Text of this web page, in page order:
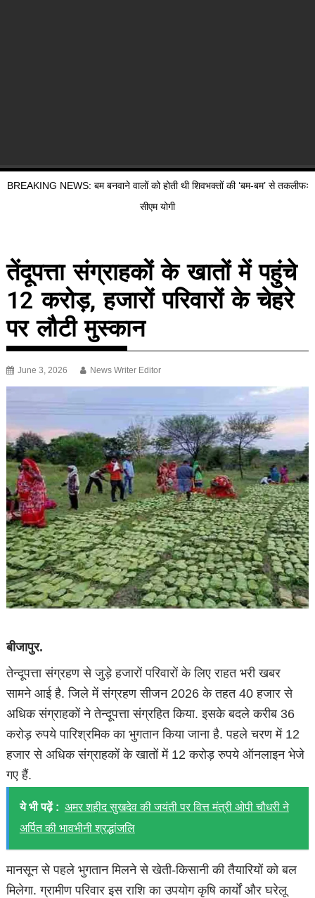
BREAKING NEWS: बम बनवाने वालों को होती थी शिवभक्तों की ‘बम-बम’ से तकलीफः
सीएम योगी
तेंदूपत्ता संग्राहकों के खातों में पहुंचे
12 करोड़, हजारों परिवारों के चेहरे
पर लौटी मुस्कान
June 3, 2026 News Writer Editor
बीजापुर.
तेन्दूपत्ता संग्रहण से जुड़े हजारों परिवारों के लिए राहत भरी खबर
सामने आई है. जिले में संग्रहण सीजन 2026 के तहत 40 हजार से
अधिक संग्राहकों ने तेन्दूपत्ता संग्रहित किया. इसके बदले करीब 36
करोड़ रुपये पारिश्रमिक का भुगतान किया जाना है. पहले चरण में 12
हजार से अधिक संग्राहकों के खातों में 12 करोड़ रुपये ऑनलाइन भेजे
गए हैं.
ये भी पढ़ें : अमर शहीद सुखदेव की जयंती पर वित्त मंत्री ओपी चौधरी ने
अर्पित की भावभीनी श्रद्धांजलि
मानसून से पहले भुगतान मिलने से खेती-किसानी की तैयारियों को बल
मिलेगा. ग्रामीण परिवार इस राशि का उपयोग कृषि कार्यों और घरेलू